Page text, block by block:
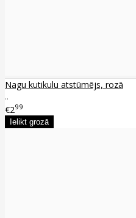
Nagu kutikulu atstūmējs, rozā
..
€299